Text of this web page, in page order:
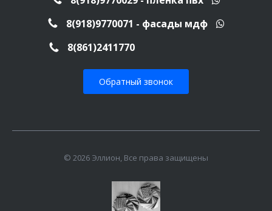
8(918)9770071 - фасады мдф
8(861)2411770
Обратный звонок
© 2026 Эллион, Все права защищены